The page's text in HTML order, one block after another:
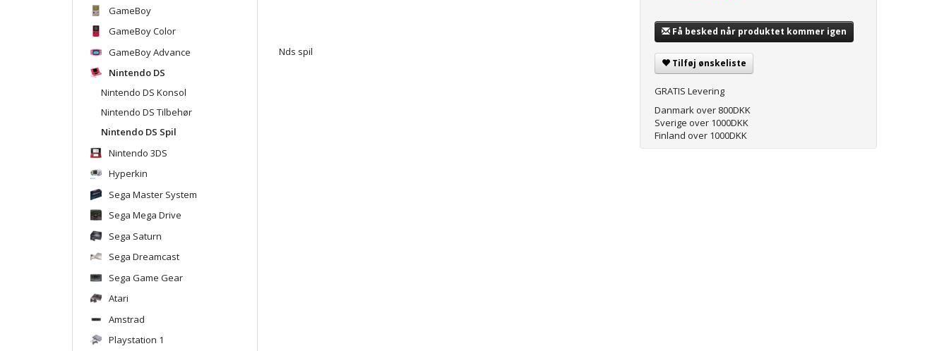
GameBoy
GameBoy Color
GameBoy Advance
Nintendo DS
Nintendo DS Konsol
Nintendo DS Tilbehør
Nintendo DS Spil
Nintendo 3DS
Hyperkin
Sega Master System
Sega Mega Drive
Sega Saturn
Sega Dreamcast
Sega Game Gear
Atari
Amstrad
Playstation 1
Nds spil
Få besked når produktet kommer igen
Tilføj ønskeliste
GRATIS Levering
Danmark over 800DKK
Sverige over 1000DKK
Finland over 1000DKK